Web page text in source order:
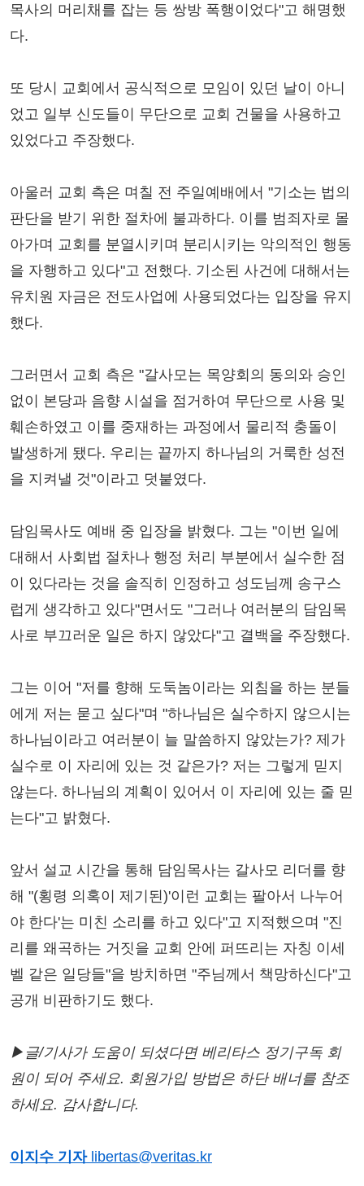
목사의 머리채를 잡는 등 쌍방 폭행이었다"고 해명했
다.
또 당시 교회에서 공식적으로 모임이 있던 날이 아니
었고 일부 신도들이 무단으로 교회 건물을 사용하고
있었다고 주장했다.
아울러 교회 측은 며칠 전 주일예배에서 "기소는 법의
판단을 받기 위한 절차에 불과하다. 이를 범죄자로 몰
아가며 교회를 분열시키며 분리시키는 악의적인 행동
을 자행하고 있다"고 전했다. 기소된 사건에 대해서는
유치원 자금은 전도사업에 사용되었다는 입장을 유지
했다.
그러면서 교회 측은 "갈사모는 목양회의 동의와 승인
없이 본당과 음향 시설을 점거하여 무단으로 사용 및
훼손하였고 이를 중재하는 과정에서 물리적 충돌이
발생하게 됐다. 우리는 끝까지 하나님의 거룩한 성전
을 지켜낼 것"이라고 덧붙였다.
담임목사도 예배 중 입장을 밝혔다. 그는 "이번 일에
대해서 사회법 절차나 행정 처리 부분에서 실수한 점
이 있다라는 것을 솔직히 인정하고 성도님께 송구스
럽게 생각하고 있다"면서도 "그러나 여러분의 담임목
사로 부끄러운 일은 하지 않았다"고 결백을 주장했다.
그는 이어 "저를 향해 도둑놈이라는 외침을 하는 분들
에게 저는 묻고 싶다"며 "하나님은 실수하지 않으시는
하나님이라고 여러분이 늘 말씀하지 않았는가? 제가
실수로 이 자리에 있는 것 같은가? 저는 그렇게 믿지
않는다. 하나님의 계획이 있어서 이 자리에 있는 줄 믿
는다"고 밝혔다.
앞서 설교 시간을 통해 담임목사는 갈사모 리더를 향
해 "(횡령 의혹이 제기된)'이런 교회는 팔아서 나누어
야 한다'는 미친 소리를 하고 있다"고 지적했으며 "진
리를 왜곡하는 거짓을 교회 안에 퍼뜨리는 자칭 이세
벨 같은 일당들"을 방치하면 "주님께서 책망하신다"고
공개 비판하기도 했다.
▶글/기사가 도움이 되셨다면 베리타스 정기구독 회
원이 되어 주세요. 회원가입 방법은 하단 배너를 참조
하세요. 감사합니다.
이지수 기자 libertas@veritas.kr